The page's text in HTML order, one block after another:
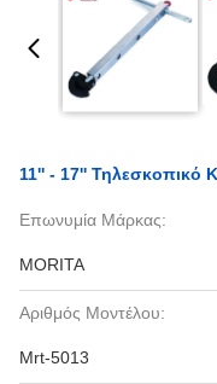
11'' - 17'' Τηλεσκοπικό
Επωνυμία Μάρκας:
MORITA
Αριθμός Μοντέλου:
Mrt-5013